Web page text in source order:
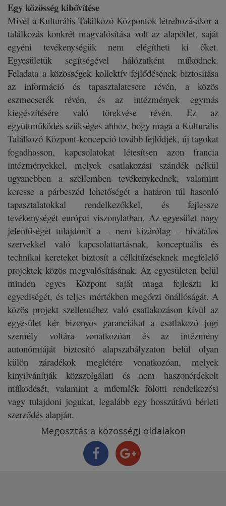
Egy közösség kibővítése
Mivel a Kulturális Találkozó Központok létrehozásakor a
találkozás konkrét magvalósítása volt az alapötlet, saját
egyéni tevékenységük nem elégítheti ki őket.
Egyesületük segítségével hálózatként működnek.
Feladata a közösségek kollektív fejlődésének biztosítása
az információ és tapasztalatcsere révén, a közös
eszmecserék révén, és az intézmények egymás
kiegészítésére való törekvése révén. Ez az
együttműködés szükséges ahhoz, hogy maga a Kulturális
Találkozó Központ-koncepció tovább fejlődjék, új tagokat
fogadhasson, kapcsolatokat létesítsen azon francia
intézményekkel, melyek csatlakozási szándék nélkül
ugyanebben a szellemben tevékenykednek, valamint
keresse a párbeszéd lehetőségét a határon túl hasonló
tapasztalatokkal rendelkezőkkel, és fejlessze
tevékenységét európai viszonylatban. Az egyesület nagy
jelentőséget tulajdonít a – nem kizárólag – hivatalos
szervekkel való kapcsolattartásnak, konceptuális és
technikai kereteket biztosít a célkitűzéseknek megfelelő
projektek közös megvalósításának. Az egyesületen belül
minden egyes Központ saját maga fejleszti ki
egyediségét, és teljes mértékben megőrzi önállóságát. A
közös projekt szelleméhez való csatlakozáson kívül az
egyesület kér bizonyos garanciákat a csatlakozó jogi
személy voltára vonatkozóan és az intézmény
autonómiáját biztosító alapszabályzaton belül olyan
külön záradékok meglétére vonatkozóan, melyek
kinyilvánítják közszolgálati és nem haszonérdekelt
működését, valamint a műemlék fölötti rendelkezési
vagy tulajdoni jogukat, legalább egy hosszútávú bérleti
szerződés alapján.
Megosztás a közösségi oldalakon